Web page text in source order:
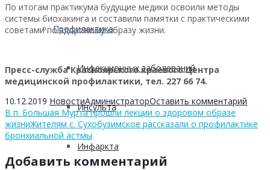
Профилактика
Инфекционных заболеваний
Инсульта
Инфаркта
По итогам практикума будущие медики освоили методы
системы биохакинга и составили памятки с практическими
советами по здоровому образу жизни.
Пресс-служба Красноярского краевого Центра
медицинской профилактики, тел. 227 66 74.
10.12.2019 НовостиАдминистраторОставить комментарий
В п. Большая Мурта прошли лекции о здоровом образе
жизниЖителям с. Сухобузимское рассказали о профилактике
бронхиальной астмы
Добавить комментарий